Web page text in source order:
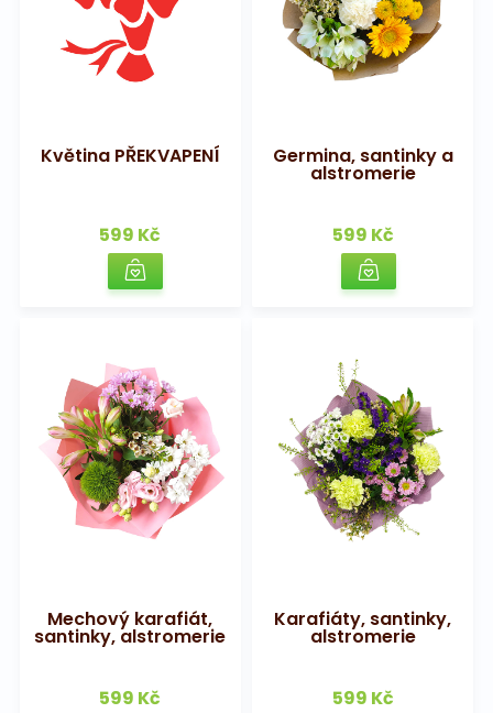
Květina PŘEKVAPENÍ
599 Kč
Germina, santinky a
alstromerie
599 Kč
Mechový karafiát,
santinky, alstromerie
599 Kč
Karafiáty, santinky,
alstromerie
599 Kč